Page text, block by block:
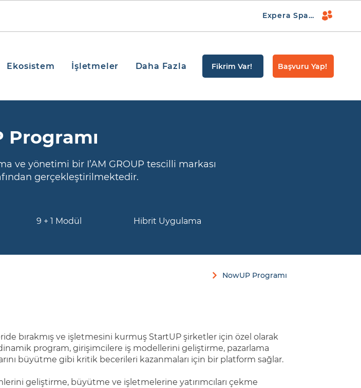
Expera Space
Ekosistem İşletmeler Daha Fazla Fikrim Var! Başvuru Yap!
Programı
ve yönetimi bir I’AM GROUP tescilli markası
gerçekleştirilmektedir.
9 + 1 Modül Hibrit Uygulama
NowUP Programı
bırakmış ve işletmesini kurmuş StartUP şirketler için özel olarak
program, girişimcilere iş modellerini geliştirme, pazarlama
büyütme gibi kritik becerileri kazanmaları için bir platform sağlar.
geliştirme, büyütme ve işletmelerine yatırımcıları çekme